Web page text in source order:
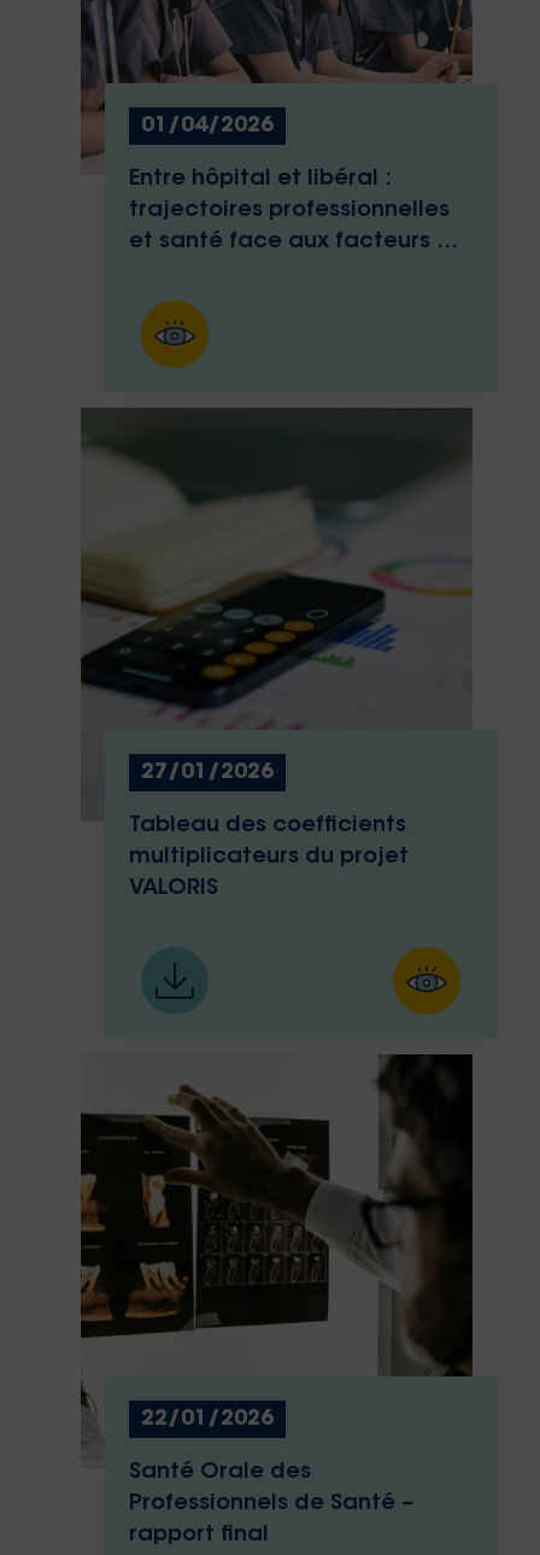
01/04/2026
Entre hôpital et libéral :
trajectoires professionnelles
et santé face aux facteurs de
infirmières
27/01/2026
Tableau des coefficients
multiplicateurs du projet
VALORIS
22/01/2026
Santé Orale des
Professionnels de Santé –
rapport final